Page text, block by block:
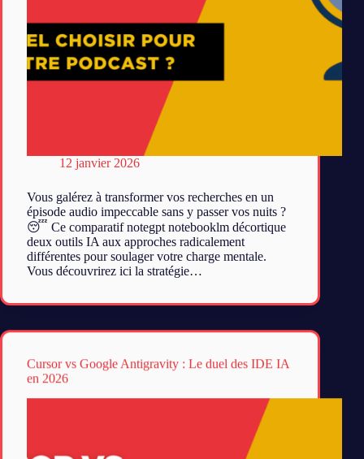
12 janvier 2026
Vous galérez à transformer vos recherches en un
épisode audio impeccable sans y passer vos nuits ?
😴 Ce comparatif notegpt notebooklm décortique
deux outils IA aux approches radicalement
différentes pour soulager votre charge mentale.
Vous découvrirez ici la stratégie…
Cursor vs Google Antigravity : Le duel des IDE IA
en 2026